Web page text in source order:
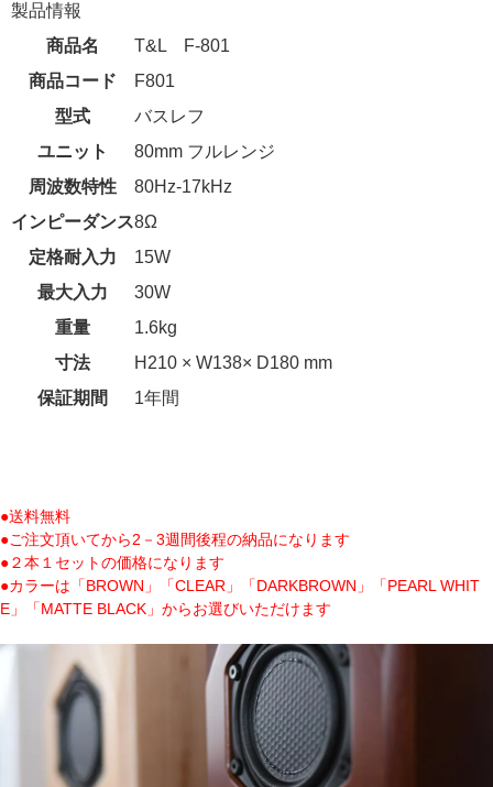
製品情報
商品名
T&L F-801
商品コード
F801
型式
バスレフ
ユニット
80mm フルレンジ
周波数特性
80Hz-17kHz
インピーダンス8Ω
定格耐入力
15W
最大入力
30W
重量
1.6kg
寸法
H210 × W138× D180 mm
保証期間
1年間
●送料無料
●ご注文頂いてから2－3週間後程の納品になります
●２本１セットの価格になります
●カラーは「BROWN」「CLEAR」「DARKBROWN」「PEARL WHIT
E」「MATTE BLACK」からお選びいただけます